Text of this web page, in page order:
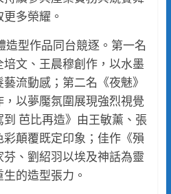
多榮耀。
型作品同台競逐。第一名
培文、王晨穆創作，以水墨
流動感；第二名《夜魅》
以夢魘氛圍展現強烈視覺
芭比再造》由王敏薰、張
顛覆既定印象；佳作《殞
、劉紹羽以埃及神話為靈
的造型張力。